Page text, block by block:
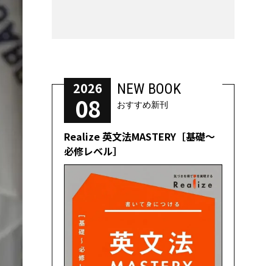
2026
08
NEW BOOK
おすすめ新刊
Realize 英文法MASTERY［基礎～
必修レベル］